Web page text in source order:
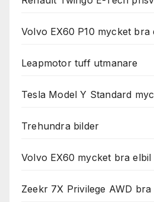
Volvo EX60 P10 mycket bra
Leapmotor tuff utmanare
Tesla Model Y Standard
Trehundra bilder
Volvo EX60 mycket bra elbil
Zeekr 7X Privilege AWD bra